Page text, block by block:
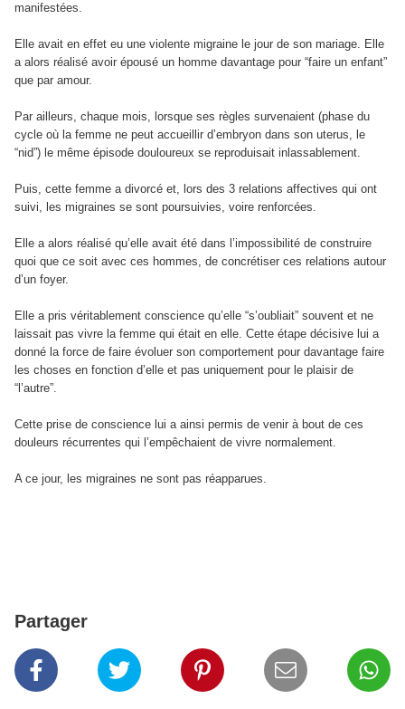
manifestées.
Elle avait en effet eu une violente migraine le jour de son mariage. Elle
a alors réalisé avoir épousé un homme davantage pour “faire un enfant”
que par amour.
Par ailleurs, chaque mois, lorsque ses règles survenaient (phase du
cycle où la femme ne peut accueillir d’embryon dans son uterus, le
“nid”) le même épisode douloureux se reproduisait inlassablement.
Puis, cette femme a divorcé et, lors des 3 relations affectives qui ont
suivi, les migraines se sont poursuivies, voire renforcées.
Elle a alors réalisé qu’elle avait été dans l’impossibilité de construire
quoi que ce soit avec ces hommes, de concrétiser ces relations autour
d’un foyer.
Elle a pris véritablement conscience qu’elle “s’oubliait” souvent et ne
laissait pas vivre la femme qui était en elle. Cette étape décisive lui a
donné la force de faire évoluer son comportement pour davantage faire
les choses en fonction d’elle et pas uniquement pour le plaisir de
“l’autre”.
Cette prise de conscience lui a ainsi permis de venir à bout de ces
douleurs récurrentes qui l’empêchaient de vivre normalement.
A ce jour, les migraines ne sont pas réapparues.
Partager